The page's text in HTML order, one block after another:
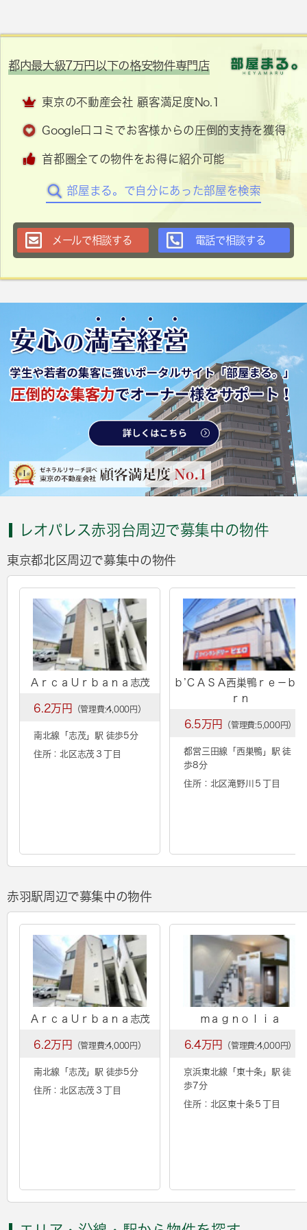
都内最大級7万円以下の格安物件専門店
東京の不動産会社 顧客満足度No.1
Google口コミでお客様からの圧倒的支持を獲得
首都圏全ての物件をお得に紹介可能
部屋まる。で自分にあった部屋を検索
メールで相談する 電話で相談する
レオパレス赤羽台周辺で募集中の物件
東京都北区周辺で募集中の物件
ＡｒｃａＵｒｂａｎａ志茂
6.2万円 （管理費:4,000円）
南北線「 志茂」駅 徒歩5分
住所：北区志茂３丁目
ｂ’ＣＡＳＡ西巣鴨ｒｅ－ｂｏ
ｒｎ
6.5万円 （管理費:5,000円）
都営三田線「 西巣鴨 」駅 徒
歩8分
住所：北区滝野川５丁目
赤羽駅周辺で募集中の物件
ＡｒｃａＵｒｂａｎａ志茂
6.2万円 （管理費:4,000円）
南北線「 志茂」駅 徒歩5分
住所：北区志茂３丁目
ｍａｇｎｏｌｉａ
6.4万円 （管理費:4,000円）
京浜東北線「 東十条 」駅 徒
歩7分
住所：北区東十条５丁目